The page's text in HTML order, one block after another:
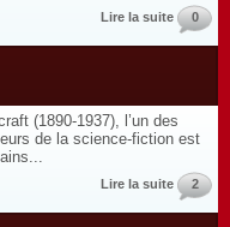
Lire la suite 0
(1890-1937), l’un des
de la science-fiction est
Lire la suite 2